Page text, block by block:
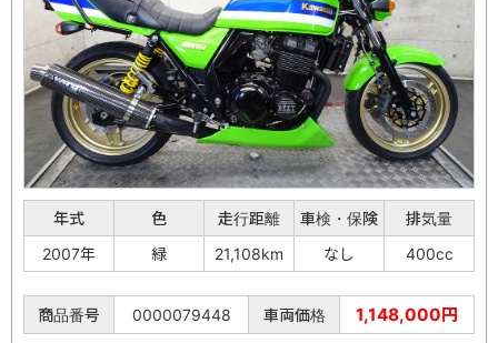
年式 色 走行距離 車検・保険
排気量
2007年
緑 21,108km なし 400cc
商品番号 0000079448 車両価格 1,148,000円